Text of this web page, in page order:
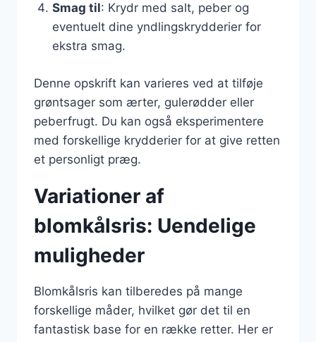
Smag til: Krydr med salt, peber og
eventuelt dine yndlingskrydderier for
ekstra smag.
Denne opskrift kan varieres ved at tilføje
grøntsager som ærter, gulerødder eller
peberfrugt. Du kan også eksperimentere
med forskellige krydderier for at give retten
et personligt præg.
Variationer af
blomkålsris: Uendelige
muligheder
Blomkålsris kan tilberedes på mange
forskellige måder, hvilket gør det til en
fantastisk base for en række retter. Her er